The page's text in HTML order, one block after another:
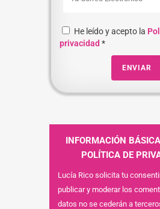
He leído y acepto la
privacidad *
INFORMACIÓN
POLÍTICA DE
Lucía Rico solicita tu
publicar y moderar los
datos no se cederán a